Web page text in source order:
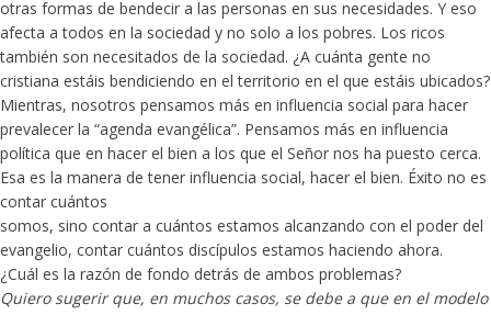
otras formas de bendecir a las personas en sus necesidades. Y eso
afecta a todos en la sociedad y no solo a los pobres. Los ricos
también son necesitados de la sociedad. ¿A cuánta gente no
cristiana estáis bendiciendo en el territorio en el que estáis ubicados?
Mientras, nosotros pensamos más en influencia social para hacer
prevalecer la “agenda evangélica”. Pensamos más en influencia
política que en hacer el bien a los que el Señor nos ha puesto cerca.
Esa es la manera de tener influencia social, hacer el bien. Éxito no es
contar cuántos
somos, sino contar a cuántos estamos alcanzando con el poder del
evangelio, contar cuántos discípulos estamos haciendo ahora.
¿Cuál es la razón de fondo detrás de ambos problemas?
Quiero sugerir que, en muchos casos, se debe a que en el modelo